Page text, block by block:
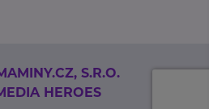
S.R.O.
HEROES